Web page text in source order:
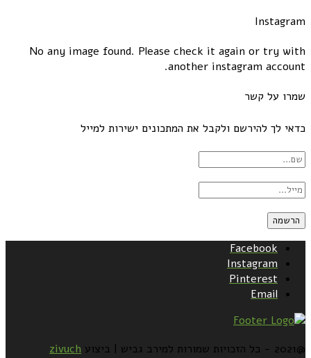
Instagram
No any image found. Please check it again or try with
another instagram account.
שמרו על קשר
כדאי לך להירשם ולקבל את המתכונים ישירות למייל
Facebook
Instagram
Pinterest
Email
@2021 - כל הזכויות שמורות למירב גביש | ביצוע zivuch